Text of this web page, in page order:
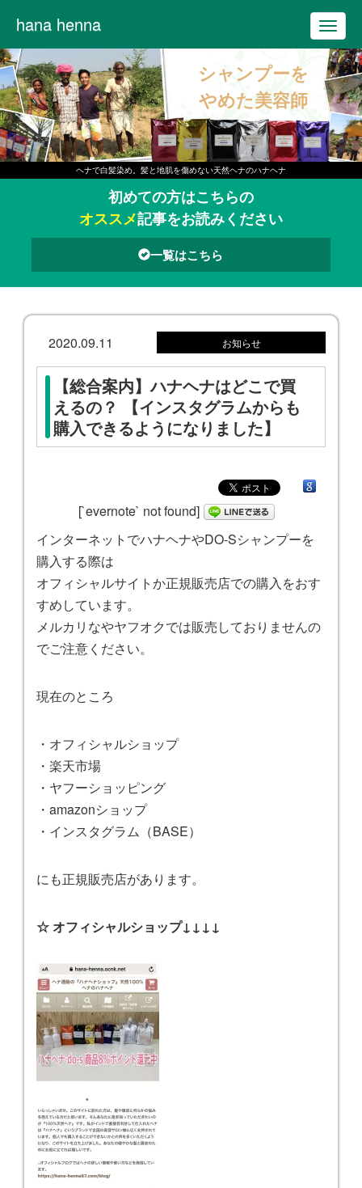
シャンプーを
やめた美容師
T
o
g
g
l
e
n
a
a
t
i
hana henna
ヘナで白髪染め。髪と地肌を傷めない天然ヘナのハナヘナ
初めての方はこちらの
オススメ記事をお読みください
一覧はこちら
2020.09.11 お知らせ
【総合案内】ハナヘナはどこで買
えるの？ 【インスタグラムからも
購入できるようになりました】
[`evernote` not found]
インターネットでハナヘナやDO-Sシャンプーを
購入する際は
オフィシャルサイトか正規販売店での購入をおす
すめしています。
メルカリなやヤフオクでは販売しておりませんの
でご注意ください。
現在のところ
・オフィシャルショップ
・楽天市場
・ヤフーショッピング
・amazonショップ
・インスタグラム（BASE）
にも正規販売店があります。
☆ オフィシャルショップ↓↓↓↓